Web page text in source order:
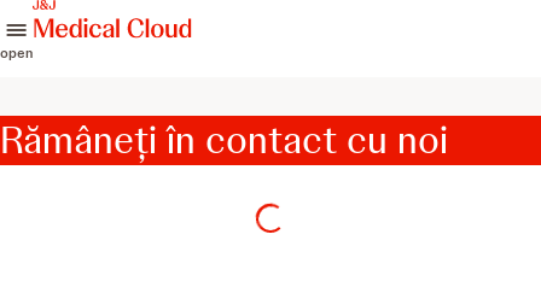
open
Rămâneți în contact cu noi